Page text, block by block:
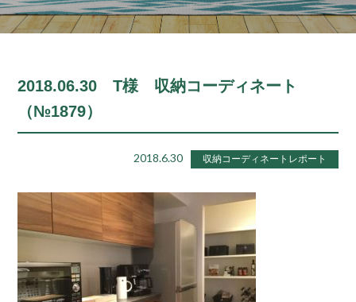
2018.06.30 T様 収納コーディネート
（№1879）
2018.6.30 収納コーディネートレポート